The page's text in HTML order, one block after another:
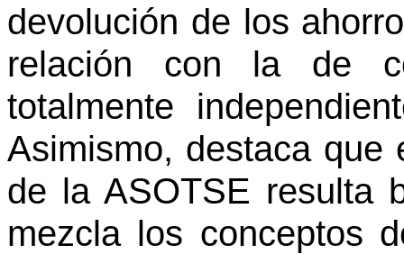
devolución de los
relación con la de
totalmente
Asimismo, destaca
de la ASOTSE resulta
mezcla los conceptos